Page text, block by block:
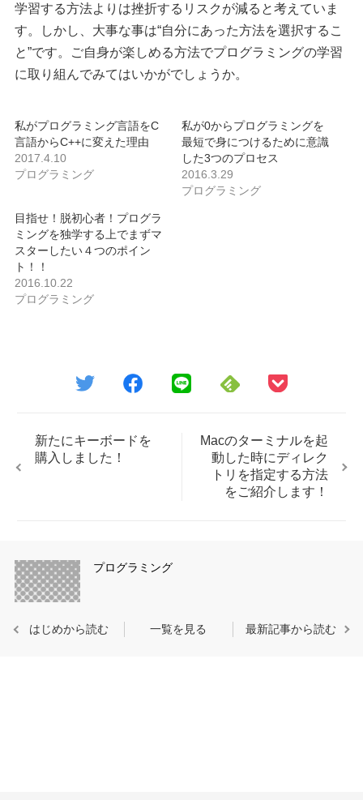
学習する方法よりは挫折するリスクが減ると考えていま
す。しかし、大事な事は“自分にあった方法を選択するこ
と”です。ご自身が楽しめる方法でプログラミングの学習
に取り組んでみてはいかがでしょうか。
私がプログラミング言語をC
言語からC++に変えた理由
2017.4.10
プログラミング
私が0からプログラミングを
最短で身につけるために意識
した3つのプロセス
2016.3.29
プログラミング
目指せ！脱初心者！プログラ
ミングを独学する上でまずマ
スターしたい４つのポイン
ト！！
2016.10.22
プログラミング
新たにキーボードを
購入しました！
Macのターミナルを起
動した時にディレク
トリを指定する方法
をご紹介します！
プログラミング
はじめから読む 一覧を見る 最新記事から読む